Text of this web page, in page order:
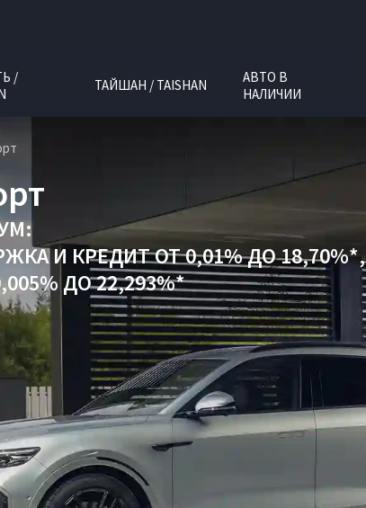
/
ТАЙШАН / TAISHAN
АВТО В
НАЛИЧИИ
И КРЕДИТ ОТ 0,01% ДО 18,70%*,
ДО 22,293%*